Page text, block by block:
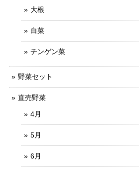
大根
白菜
チンゲン菜
野菜セット
直売野菜
4月
5月
6月